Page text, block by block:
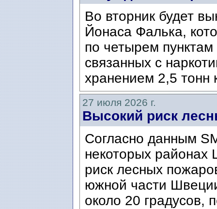
Во вторник будет
Йонаса Фалька,
по четырем
связанных с
хранением 2,5 тонн
27 июля 2026 г.
Высокий риск
Согласно данным
некоторых районах
риск лесных
южной части
около 20 градусов,